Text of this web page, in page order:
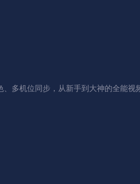
多机位同步，从新手到大神的全能视